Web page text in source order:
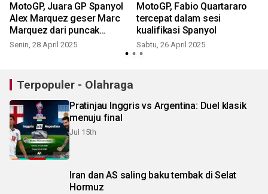
MotoGP, Juara GP Spanyol
Alex Marquez geser Marc
Marquez dari puncak
klasemen
Senin, 28 April 2025
MotoGP, Fabio Quartararo
tercepat dalam sesi
kualifikasi Spanyol
Sabtu, 26 April 2025
Terpopuler - Olahraga
Pratinjau Inggris vs Argentina: Duel klasik
menuju final
Jul 15th
Iran dan AS saling baku tembak di Selat
Hormuz